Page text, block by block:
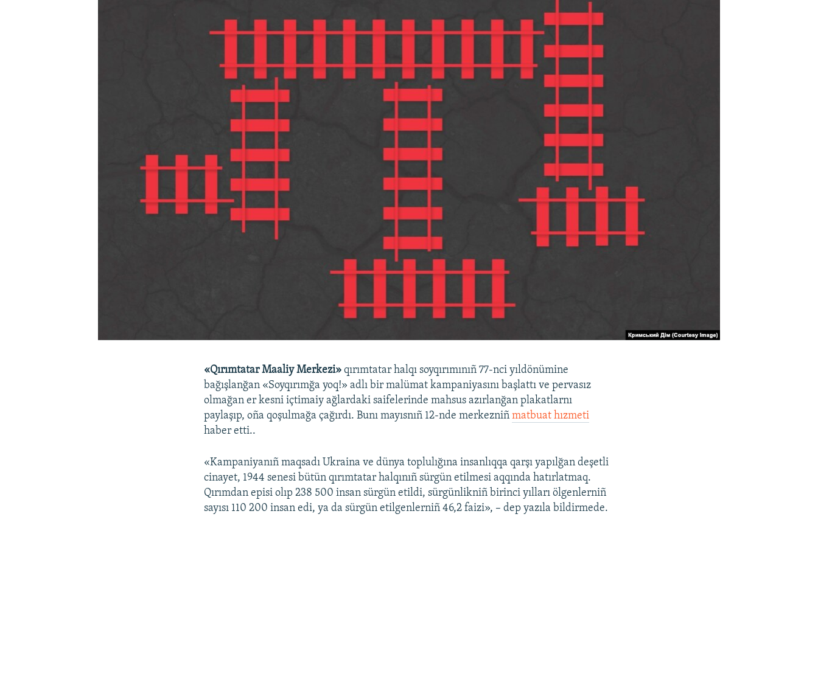
«Qırımtatar Maaliy Merkezi» qırımtatar halqı soyqırımınıñ 77-nci yıldönümine
bağışlanğan «Soyqırımğa yoq!» adlı bir malümat kampaniyasını başlattı ve pervasız
olmağan er kesni içtimaiy ağlardaki saifelerinde mahsus azırlanğan plakatlarnı
paylaşıp, oña qoşulmağa çağırdı. Bunı mayısnıñ 12-nde merkezniñmatbuat hızmeti
haber etti..
«Kampaniyanıñ maqsadı Ukraina ve dünya toplulığına insanlıqqa qarşı yapılğan deşetli
cinayet, 1944 senesi bütün qırımtatar halqınıñ sürgün etilmesi aqqında hatırlatmaq.
Qırımdan episi olıp 238 500 insan sürgün etildi, sürgünlikniñ birinci yılları ölgenlerniñ
sayısı 110 200 insan edi, ya da sürgün etilgenlerniñ 46,2 faizi», – dep yazıla bildirmede.